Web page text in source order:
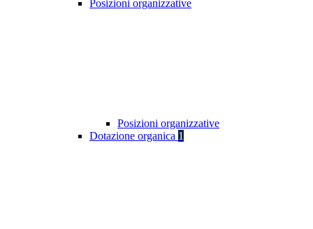
Posizioni organizzative
Posizioni organizzative
Dotazione organica 1